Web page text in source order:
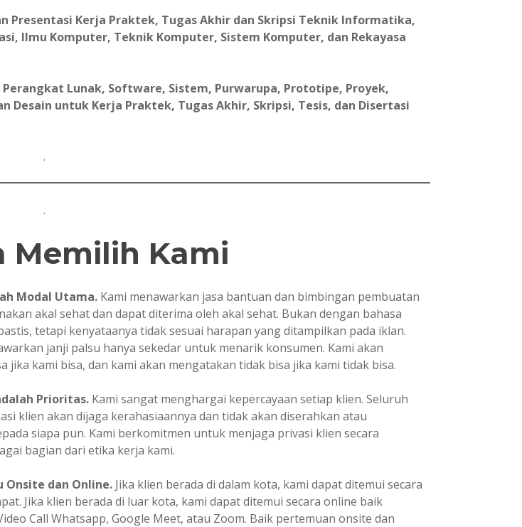
Presentasi Kerja Praktek, Tugas Akhir dan Skripsi Teknik Informatika,
Ilmu Komputer, Teknik Komputer, Sistem Komputer, dan Rekayasa
Lunak, Software, Sistem, Purwarupa, Prototipe, Proyek,
Desain untuk Kerja Praktek, Tugas Akhir, Skripsi, Tesis, dan Disertasi
.
.
Memilih Kami
Modal Utama.Kami menawarkan jasa bantuan dan bimbingan pembuatan
akal sehat dan dapat diterima oleh akal sehat. Bukan dengan bahasa
tetapi kenyataanya tidak sesuai harapan yang ditampilkan pada iklan.
janji palsu hanya sekedar untuk menarik konsumen. Kami akan
jika kami bisa, dan kami akan mengatakan tidak bisa jika kami tidak bisa.
Prioritas.Kami sangat menghargai kepercayaan setiap klien. Seluruh
klien akan dijaga kerahasiaannya dan tidak akan diserahkan atau
siapa pun. Kami berkomitmen untuk menjaga privasi klien secara
bagian dari etika kerja kami.
Onsite dan Online.Jika klien berada di dalam kota, kami dapat ditemui secara
Jika klien berada di luar kota, kami dapat ditemui secara online baik
Call Whatsapp, Google Meet, atau Zoom. Baik pertemuan onsite dan